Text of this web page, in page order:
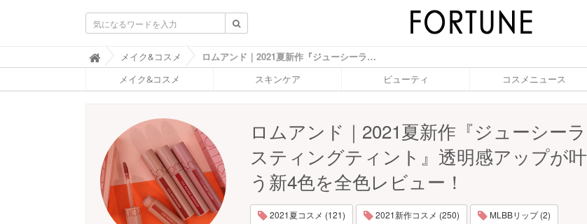
ふ
ぉ
ち
O
R
T
U
N
メイク&コスメ ロムアンド｜2021夏新作『ジューシーラスティングティント』透明感アップが叶う新4色を全色レビュー！ - ふぉーちゅん(FORTUNE)
メイク&コスメ スキンケア ビューティ コスメニュース
ロムアンド｜2021夏新作『ジューシーラ
スティングティント』透明感アップが叶
う新4色を全色レビュー！
2021夏コスメ (121) 2021新作コスメ (250) MLBBリップ (2)